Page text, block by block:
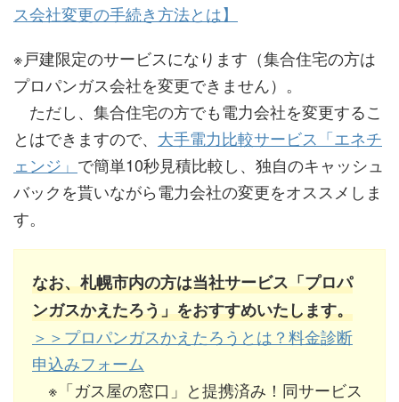
ス会社変更の手続き方法とは】
※戸建限定のサービスになります（集合住宅の方は
プロパンガス会社を変更できません）。
ただし、集合住宅の方でも電力会社を変更するこ
とはできますので、 大手電力比較サービス「エネチ
ェンジ」 で簡単10秒見積比較し、独自のキャッシュ
バックを貰いながら電力会社の変更をオススメしま
す。
なお、札幌市内の方は当社サービス「プロパ
ンガスかえたろう」をおすすめいたします。
＞＞プロパンガスかえたろうとは？料金診断
申込みフォーム
※「ガス屋の窓口」と提携済み！同サービス